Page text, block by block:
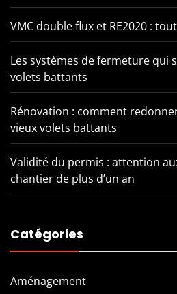
VMC double flux et RE2020 :
Les systèmes de fermeture qui
volets battants
Rénovation : comment
vieux volets battants
Validité du permis : attention
chantier de plus d’un an
Catégories
Aménagement